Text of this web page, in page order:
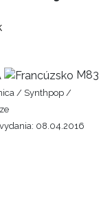
M83
/ Synthpop /
08.04.2016